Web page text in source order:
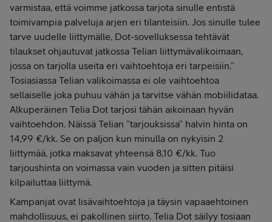
varmistaa, että voimme jatkossa tarjota sinulle entistä
toimivampia palveluja arjen eri tilanteisiin. Jos sinulle tulee
tarve uudelle liittymälle, Dot-sovelluksessa tehtävät
tilaukset ohjautuvat jatkossa Telian liittymävalikoimaan,
jossa on tarjolla useita eri vaihtoehtoja eri tarpeisiin.”
Tosiasiassa Telian valikoimassa ei ole vaihtoehtoa
sellaiselle joka puhuu vähän ja tarvitse vähän mobiilidataa.
Alkuperäinen Telia Dot tarjosi tähän aikoinaan hyvän
vaihtoehdon. Näissä Telian ”tarjouksissa” halvin hinta on
14,99 €/kk. Se on paljon kun minulla on nykyisin 2
liittymää, jotka maksavat yhteensä 8,10 €/kk. Tuo
tarjoushinta on voimassa vain vuoden ja sitten pitäisi
kilpailuttaa liittymä.
Kampanjat ovat lisävaihtoehtoja ja täysin vapaaehtoinen
mahdollisuus, ei pakollinen siirto. Telia Dot säilyy tosiaan